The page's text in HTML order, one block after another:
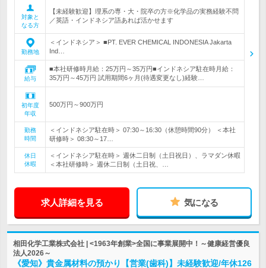
対象と
なる方
【未経験歓迎】理系の専・大・院卒の方※化学品の実務経験不問
／英語・インドネシア語あれば活かせます
勤務地
＜インドネシア＞ ■PT. EVER CHEMICAL INDONESIA Jakarta
Ind…
給与
■本社研修時月給：25万円～35万円■インドネシア駐在時月給：
35万円～45万円 試用期間6ヶ月(待遇変更なし)経験…
初年度
年収
500万円～900万円
勤務
時間
＜インドネシア駐在時＞ 07:30～16:30（休憩時間90分） ＜本社
研修時＞ 08:30～17…
休日
休暇
＜インドネシア駐在時＞ 週休二日制（土日祝日）、ラマダン休暇
＜本社研修時＞ 週休二日制（土日祝、…
求人詳細を見る 気になる
相田化学工業株式会社 | <1963年創業>全国に事業展開中！～健康経営優良
法人2026～
《愛知》貴金属材料の預かり【営業(歯科)】未経験歓迎/年休126